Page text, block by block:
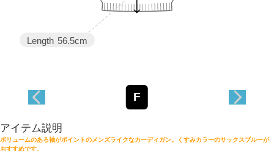
Length 56.5cm
F
アイテム説明
ボリュームのある袖がポイントのメンズライクなカーディガン。くすみカラーのサックスブルーが
おすすめです。